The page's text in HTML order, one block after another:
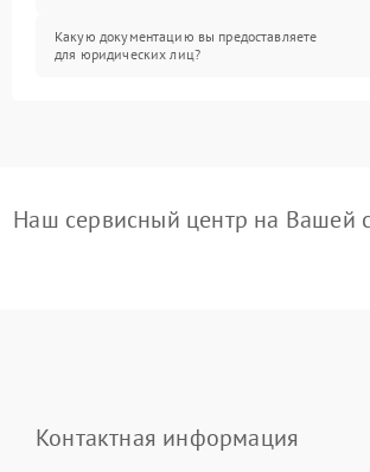
Какую документацию вы предоставляете
для юридических лиц?
Наш сервисный центр на Вашей
Контактная информация